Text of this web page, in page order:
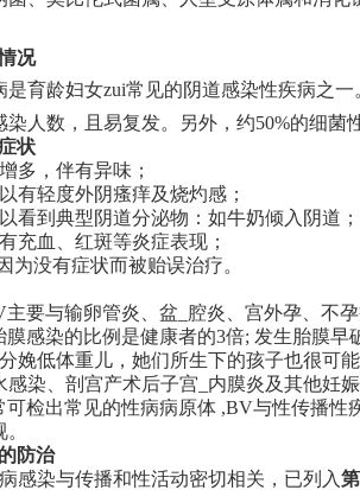
况
是育龄妇女zui常见的阴道感染性疾病之
染人数，且易复发。另外，约50%的细
状
多，伴有异味；
有轻度外阴瘙痒及烧灼感；
看到典型阴道分泌物：如牛奶倾入阴道；
充血、红斑等炎症表现；
为没有症状而被贻误治疗。
主要与输卵管炎、盆_腔炎、宫外孕、不
膜感染的比例是健康者的3倍; 发生胎膜
分娩低体重儿，她们所生下的孩子也很
感染、剖宫产术后子宫_内膜炎及其他妊
可检出常见的性病病原体 ,BV与性传播
防治
感染与传播和性活动密切相关，已列入